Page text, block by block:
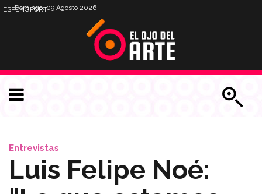
Domingo, 09 Agosto 2026
ESPENGPORT
Entrevistas
Luis Felipe Noé: